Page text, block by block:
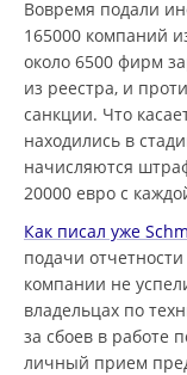
Вовремя подали
165000 компаний
около 6500 фирм
из реестра, и
санкции. Что
находились в
начисляются
20000 евро с
Как писал уже
подачи
компании не
владельцах по
за сбоев в работе
личный прием